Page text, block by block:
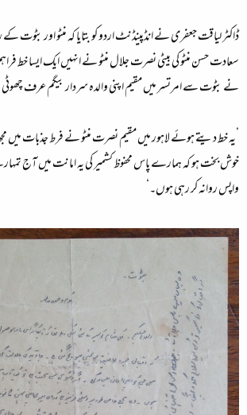
ڈاکٹر لیاقت جعفری نے انڈپینڈنٹ اردو کو بتایا کہ منٹو اور
نے بٹوت سے امرتسر میں مقیم اپنی والدہ سردار بیگم عرف چھوٹی
’یہ خط دیتے ہوئے لاہور میں مقیم نصرت منٹو نے فرط جذبات میں
خوش بخت ہو کہ ہمارے پاس محفوظ کشمیر کی یہ امانت میں آج
واپس روانہ کر رہی ہوں۔‘